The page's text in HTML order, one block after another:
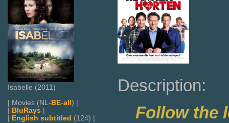
Isabelle (2011)
| Movies (NL-BE-all) |
| BluRays |
| English subtitled (124) |
Description:
Follow the